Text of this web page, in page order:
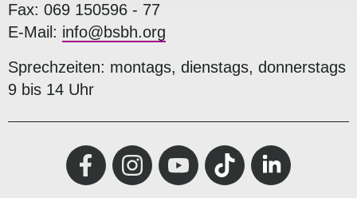
Fax: 069 150596 - 77
E-Mail: info@bsbh.org
Sprechzeiten: montags, dienstags, donnerstags
9 bis 14 Uhr